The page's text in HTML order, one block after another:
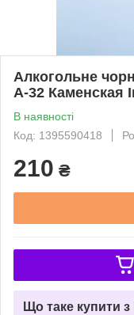
Алкогольне
А-32 Каменская
В наявності
Код: 1395590418
210 ₴
Що таке купити